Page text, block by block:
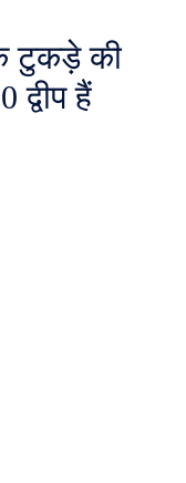
टुकड़े की
हैं